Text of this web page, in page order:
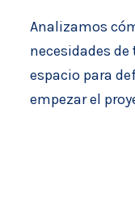
Analizamos
necesidades
espacio para
empezar el